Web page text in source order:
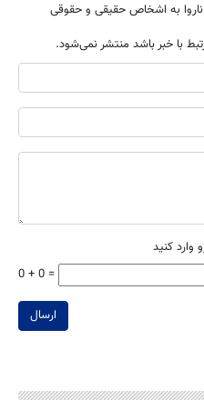
به اشخاص حقیقی و حقوقی
با خبر باشد منتشر نمی‌شود.
وارد کنید
0 + 0 =
ارسال